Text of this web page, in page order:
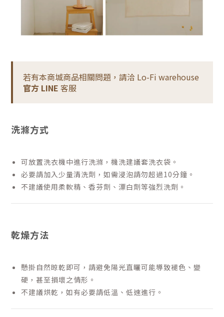
若有本商城商品相關問題，請洽 Lo-Fi warehouse
官方 LINE 客服
洗滌方式
可放置洗衣機中進行洗滌，機洗建議套洗衣袋。
必要請加入少量清洗劑，如需浸泡請勿超過10分鐘。
不建議使用柔軟精、香芬劑、漂白劑等強烈洗劑。
乾燥方法
懸掛自然晾乾即可，請避免陽光直曬可能導致褪色、變
硬，甚至損壞之情形。
不建議烘乾，如有必要請低溫、低速進行。